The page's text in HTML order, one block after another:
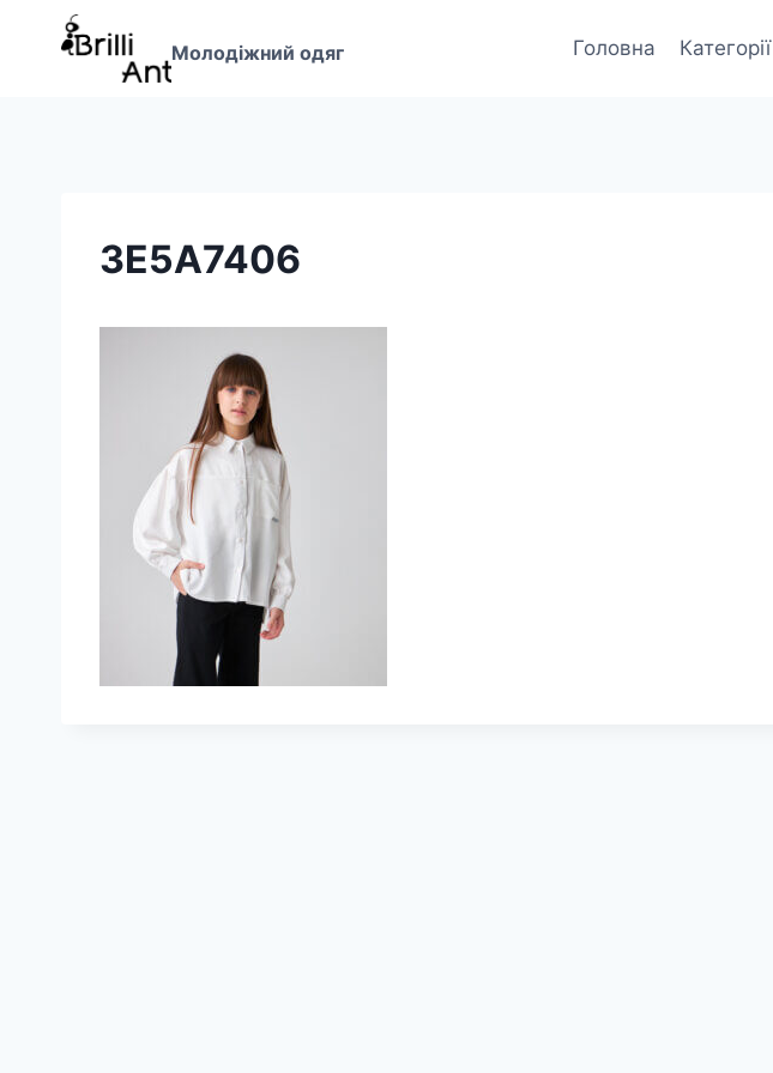
Перейти
Молодіжний одяг Головна Категорії
3E5A7406